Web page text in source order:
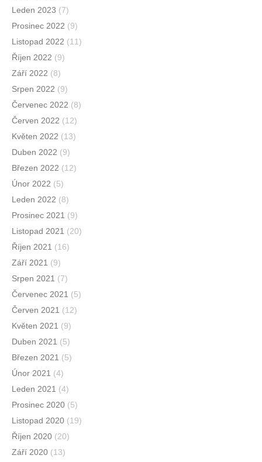
Leden 2023 (7)
Prosinec 2022 (9)
Listopad 2022 (11)
Říjen 2022 (9)
Září 2022 (8)
Srpen 2022 (9)
Červenec 2022 (8)
Červen 2022 (12)
Květen 2022 (13)
Duben 2022 (9)
Březen 2022 (12)
Únor 2022 (5)
Leden 2022 (8)
Prosinec 2021 (9)
Listopad 2021 (20)
Říjen 2021 (16)
Září 2021 (9)
Srpen 2021 (7)
Červenec 2021 (5)
Červen 2021 (12)
Květen 2021 (9)
Duben 2021 (5)
Březen 2021 (5)
Únor 2021 (4)
Leden 2021 (4)
Prosinec 2020 (5)
Listopad 2020 (19)
Říjen 2020 (20)
Září 2020 (13)